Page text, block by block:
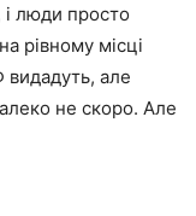
і люди просто
рівному місці
але
не скоро. Але